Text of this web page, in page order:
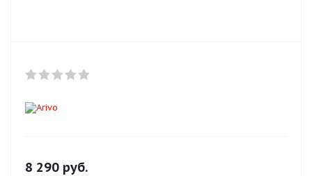
8 290 руб.
Оплачивайте сегодня только